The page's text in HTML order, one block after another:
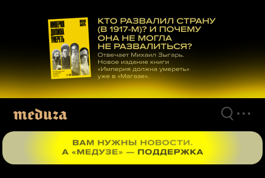
материалам